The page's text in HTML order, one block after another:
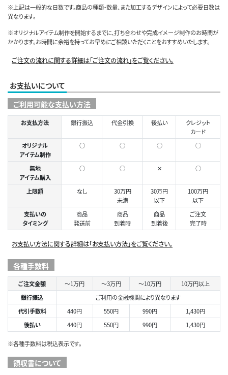
※上記は一般的な日数です。商品の種類・数量、また加工するデザインによって必要日数は
異なります。
※オリジナルアイテム制作を開始するまでに、打ち合わせや完成イメージ制作のお時間が
かかります。お時間に余裕を持ってお早めにご相談いただくことをおすすめいたします。
ご注文の流れに関する詳細は「ご注文の流れ」をご覧ください。
お支払いについて
ご利用可能な支払い方法
お支払方法 銀行振込 代金引換 後払い
クレジット
カード
オリジナル
アイテム制作
○ ○ ○ ◯
無地
アイテム購入
○ ○ ✕ ○
上限額 なし
30万円
未満
30万円
以下
100万円
以下
支払いの
タイミング
商品
発送前
商品
到着時
商品
到着後
ご注文
完了時
お支払い方法に関する詳細は「お支払い方法」をご覧ください。
各種手数料
ご注文金額 ～1万円 ～3万円 ～10万円
10万円以上
銀行振込
ご利用の金融機関により異なります
代引手数料
440円 550円 990円
1,430円
後払い
440円 550円 990円 1,430円
※各種手数料は税込表示です。
領収書について